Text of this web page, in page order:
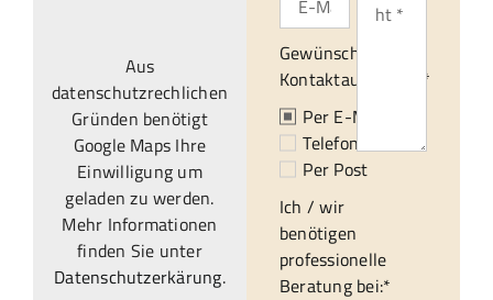
Aus
datenschutzrechlichen
Gründen benötigt
Google Maps Ihre
Einwilligung um
geladen zu werden.
Mehr Informationen
finden Sie unter
Datenschutzerkärung.
Gewünschte
Kontaktaufnahme:*
Per E-Mail
Telefonisch
Per Post
Ich / wir
benötigen
professionelle
Beratung bei:*